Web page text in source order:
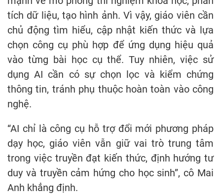
tích dữ liệu, tạo hình ảnh. Vì vậy, giáo viên cần
chủ động tìm hiểu, cập nhật kiến thức và lựa
chọn công cụ phù hợp để ứng dụng hiệu quả
vào từng bài học cụ thể. Tuy nhiên, việc sử
dụng AI cần có sự chọn lọc và kiểm chứng
thông tin, tránh phụ thuộc hoàn toàn vào công
nghệ.
“AI chỉ là công cụ hỗ trợ đổi mới phương pháp
dạy học, giáo viên vẫn giữ vai trò trung tâm
trong việc truyền đạt kiến thức, định hướng tư
duy và truyền cảm hứng cho học sinh”, cô Mai
Anh khẳng định.